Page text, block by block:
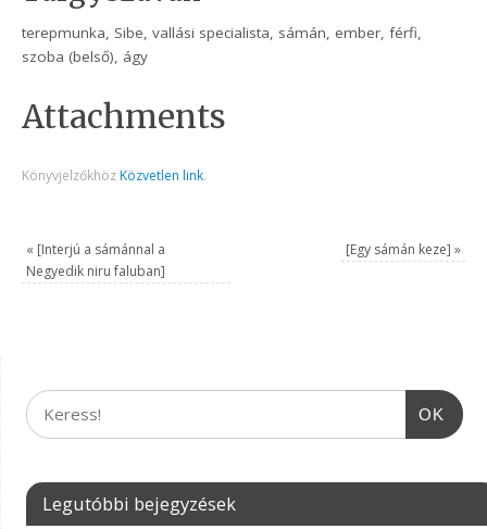
terepmunka, Sibe, vallási specialista, sámán, ember, férfi,
szoba (belső), ágy
Attachments
Könyvjelzőkhöz Közvetlen link.
« [Interjú a sámánnal a
Negyedik niru faluban]
[Egy sámán keze] »
OK
Legutóbbi bejegyzések